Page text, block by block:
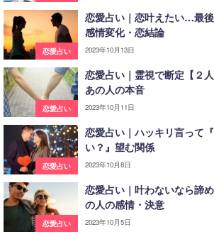
恋愛占い
恋愛占い｜恋叶えたい…最
感情変化・恋結論
2023年10月13日
恋愛占い
恋愛占い｜霊視で断定【２
あの人の本音
2023年10月11日
恋愛占い
恋愛占い｜ハッキリ言って
い？』望む関係
2023年10月8日
恋愛占い
恋愛占い｜叶わないなら諦
の人の感情・決意
2023年10月5日